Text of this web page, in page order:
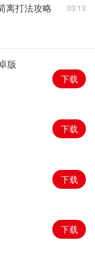
技巧，以最小的力气
离打法攻略 03/13
版
下载
下载
下载
下载